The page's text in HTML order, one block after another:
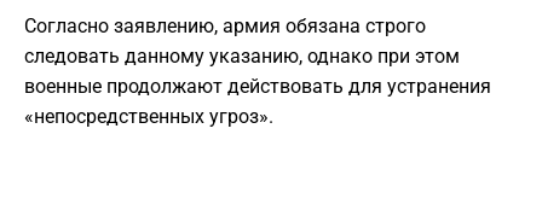
Согласно заявлению, армия обязана строго
следовать данному указанию, однако при этом
военные продолжают действовать для устранения
«непосредственных угроз».